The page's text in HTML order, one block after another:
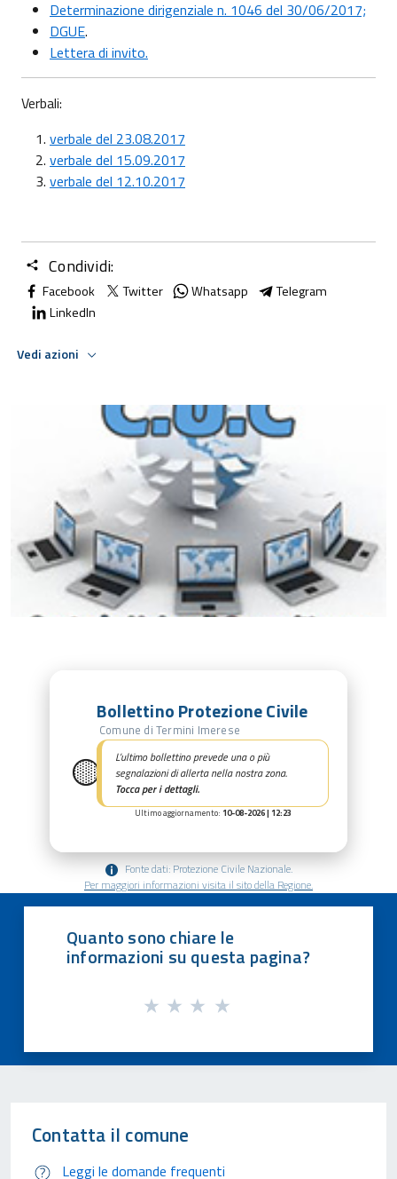
Determinazione dirigenziale n. 1046 del 30/06/2017;
DGUE.
Lettera di invito.
Verbali:
verbale del 23.08.2017
verbale del 15.09.2017
verbale del 12.10.2017
Condividi:
Facebook Twitter Whatsapp
Telegram
LinkedIn
Vedi azioni
🟡
Bollettino Protezione Civile
Comune di Termini Imerese
L’ultimo bollettino prevede una o più
segnalazioni di allerta nella nostra zona.
Tocca per i dettagli.
Ultimo aggiornamento: 10-08-2026 | 12:23
Fonte dati: Protezione Civile Nazionale.
Per maggiori informazioni visita il sito della Regione.
Quanto sono chiare le
informazioni su questa pagina?
Contatta il comune
Leggi le domande frequenti